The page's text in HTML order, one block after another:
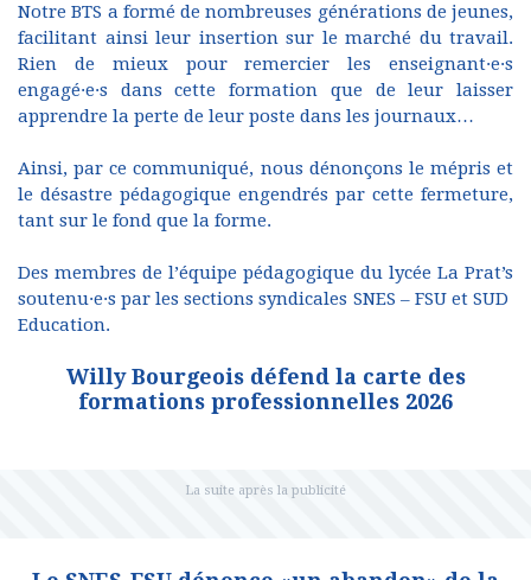
Notre BTS a formé de nombreuses générations de jeunes,
facilitant ainsi leur insertion sur le marché du travail.
Rien de mieux pour remercier les enseignant·e·s
engagé·e·s dans cette formation que de leur laisser
apprendre la perte de leur poste dans les journaux…
Ainsi, par ce communiqué, nous dénonçons le mépris et
le désastre pédagogique engendrés par cette fermeture,
tant sur le fond que la forme.
Des membres de l’équipe pédagogique du lycée La Prat’s
soutenu·e·s par les sections syndicales SNES – FSU et SUD
Education.
Willy Bourgeois défend la carte des
formations professionnelles 2026